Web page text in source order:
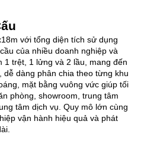
với tổng diện tích sử dụng
của nhiều doanh nghiệp và
trệt, 1 lửng và 2 lầu, mang đến
dễ dàng phân chia theo từng khu
mặt bằng vuông vức giúp tối
phòng, showroom, trung tâm
tâm dịch vụ. Quy mô lớn cùng
vận hành hiệu quả và phát